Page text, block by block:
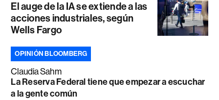
El auge de la IA se extiende a las
acciones industriales, según
Wells Fargo
OPINIÓN BLOOMBERG
Claudia Sahm
La Reserva Federal tiene que empezar a escuchar
a la gente común